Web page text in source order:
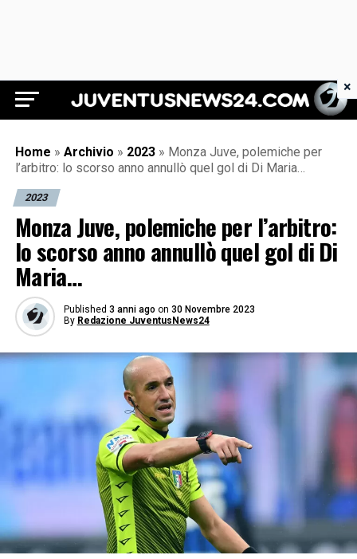
Juventus News 24
Home » Archivio » 2023 » Monza Juve, polemiche per
l’arbitro: lo scorso anno annullò quel gol di Di Maria…
2023
Monza Juve, polemiche per l’arbitro:
lo scorso anno annullò quel gol di Di
Maria…
Published 3 anni ago on 30 Novembre 2023
By Redazione JuventusNews24
×